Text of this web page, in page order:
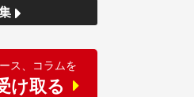
ス、コラムを
け取る